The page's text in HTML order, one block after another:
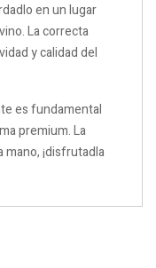
en un lugar
La correcta
y calidad del
es fundamental
premium. La
¡disfrutadla